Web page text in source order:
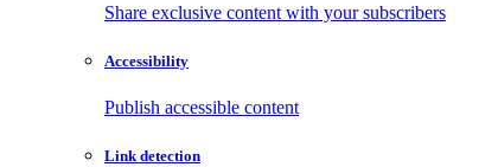
Share exclusive content with your subscribers
Accessibility
Publish accessible content
Link detection